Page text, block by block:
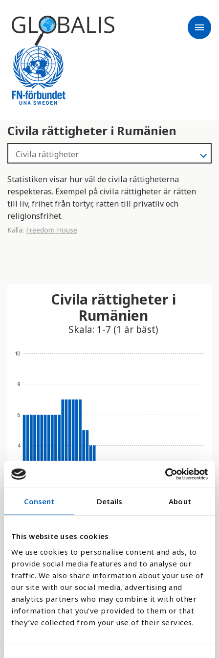
Consent Details About
This website uses cookies
We use cookies to personalise content and ads, to
provide social media features and to analyse our
traffic. We also share information about your use of
our site with our social media, advertising and
analytics partners who may combine it with other
information that you’ve provided to them or that
they’ve collected from your use of their services.
menu
Civila rättigheter i Rumänien
Statistiken visar hur väl de civila rättigheterna
respekteras. Exempel på civila rättigheter är rätten
till liv, frihet från tortyr, rätten till privatliv och
religionsfrihet.
Källa: Freedom House
2
4
6
8
10
19721974197619781980198319851987198919911994199619982000200220042006200820102012201420162018202020222024
Civila rättigheter i
Rumänien
Skala: 1-7 (1 är bäst)
Stapeldiagram
Linje
Platt